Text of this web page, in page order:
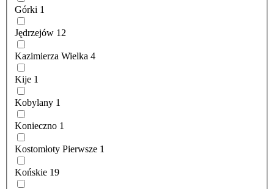
Górki 1
Jędrzejów 12
Kazimierza Wielka 4
Kije 1
Kobylany 1
Konieczno 1
Kostomłoty Pierwsze 1
Końskie 19